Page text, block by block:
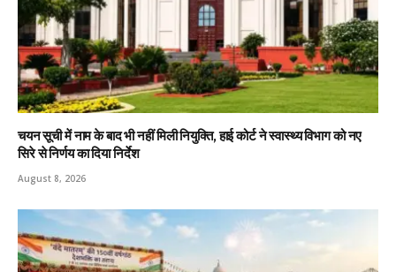
चयन सूची में नाम के बाद भी नहीं मिली नियुक्ति, हाई कोर्ट ने स्वास्थ्य विभाग को नए
सिरे से निर्णय का दिया निर्देश
August 8, 2026